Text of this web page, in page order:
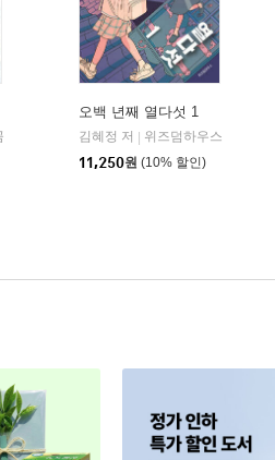
오백 년째 열다섯 1
김혜정 저
위즈덤하우스
11,250원 (10% 할인)